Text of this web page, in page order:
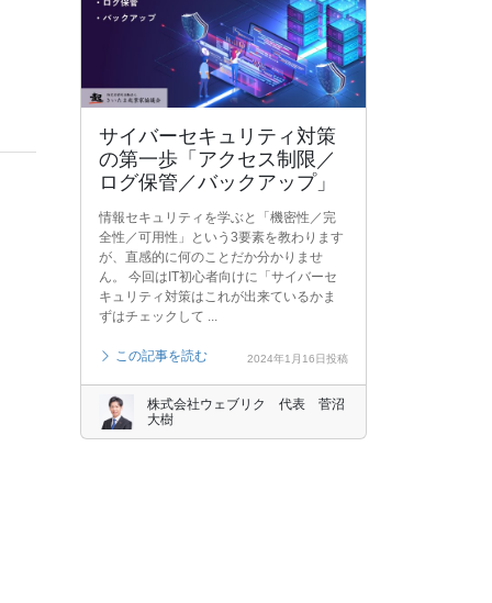
サイバーセキュリティ対策
の第一歩「アクセス制限／
ログ保管／バックアップ」
情報セキュリティを学ぶと「機密性／完
全性／可用性」という3要素を教わります
が、直感的に何のことだか分かりませ
ん。 今回はIT初心者向けに「サイバーセ
キュリティ対策はこれが出来ているかま
ずはチェックして ...
この記事を読む 2024年1月16日投稿
株式会社ウェブリク 代表 菅沼
大樹